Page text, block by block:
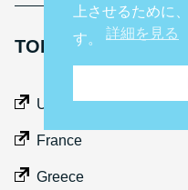
TOP GEAR
UK
France
Greece
上させるために
す。 詳細を見る